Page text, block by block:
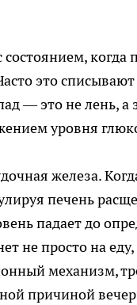
когда
это
— это не лень, а
уровня
железа.
печень
падает до
не просто на
механизм,
причиной